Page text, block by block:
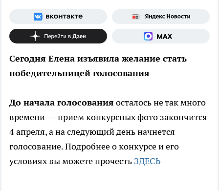
Сегодня Елена изъявила желание стать
победительницей голосования
До начала голосования осталось не так много
времени — прием конкурсных фото закончится
4 апреля, а на следующий день начнется
голосование. Подробнее о конкурсе и его
условиях вы можете прочесть ЗДЕСЬ